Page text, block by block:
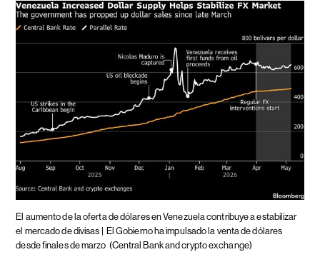
El aumento de la oferta de dólares en Venezuela contribuye a estabilizar
el mercado de divisas | El Gobierno ha impulsado la venta de dólares
desde finales de marzo (Central Bank and crypto exchange)